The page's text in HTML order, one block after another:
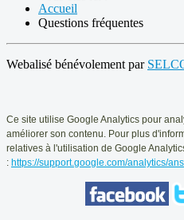
Accueil
Questions fréquentes
Webalisé bénévolement par
Ce site utilise Google Analytics pour
améliorer son contenu. Pour plus
relatives à l'utilisation de Google
: https://support.google.com/analytics/